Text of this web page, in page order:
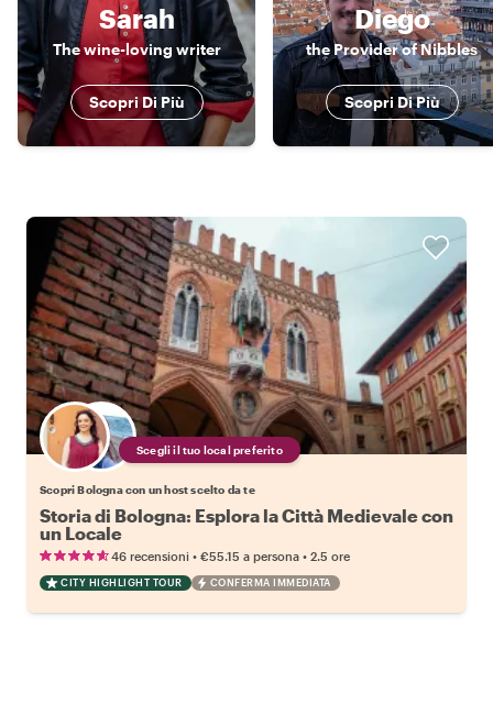
Sarah
The wine-loving writer
Scopri Di Più
Diego
the Provider of Nibbles
Scopri Di Più
Scegli il tuo local preferito
Scopri Bologna con un host scelto da te
Storia di Bologna: Esplora la Città Medievale con
un Locale
46 recensioni • €55.15 a persona • 2.5 ore
CITY HIGHLIGHT TOUR CONFERMA IMMEDIATA